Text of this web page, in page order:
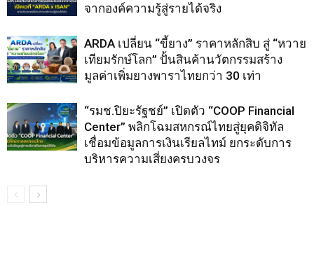
จากองค์ความรู้สู่รายได้จริง
ARDA เปลี่ยน “ขี้ยาง” ราคาหลักสิบ สู่ “หวาย
เทียมรักษ์โลก” ปั้นสินค้านวัตกรรมสร้าง
มูลค่าเพิ่มยางพาราไทยกว่า 30 เท่า
“รมช.ปิยะรัฐชย์” เปิดตัว “COOP Financial
Center” พลิกโฉมสหกรณ์ไทยสู่ยุคดิจิทัล
เชื่อมข้อมูลการเงินเรียลไทม์ ยกระดับการ
บริหารความเสี่ยงครบวงจร